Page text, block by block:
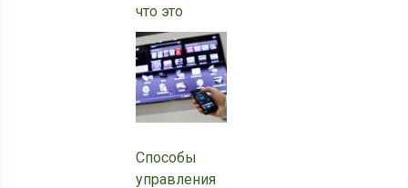
что это
Способы
управления